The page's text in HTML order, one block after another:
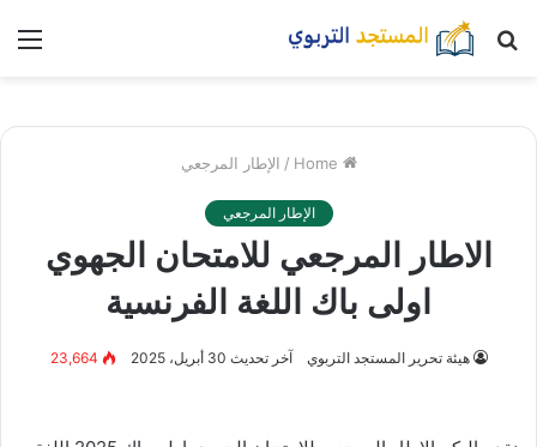
بحث
/ الإطار المرجعي
الإطار المرجعي
الاطار المرجعي للامتحان الجهوي
اولى باك اللغة الفرنسية
هيئة تحرير المستجد التربوي آخر تحديث 30 أبريل، 2025 23,664